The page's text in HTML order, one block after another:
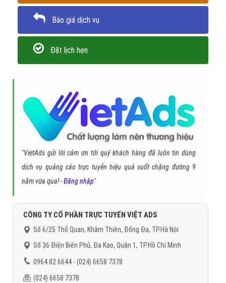
Báo giá dịch vụ
Đặt lịch hẹn
"VietAds gửi lời cảm ơn tới quý khách hàng đã luôn tin dùng
dịch vụ quảng cáo trực tuyến hiệu quả suốt chặng đường 9
năm vừa qua! -Đăng nhập"
CÔNG TY CỔ PHẦN TRỰC TUYẾN VIỆT ADS
Số 6/25 Thổ Quan, Khâm Thiên, Đống Đa, TP.Hà Nội
Số 36 Điện Biên Phủ, Đa Kao, Quận 1, TP.Hồ Chí Minh
0964 82 6644 - (024) 6658 7378
(024) 6658 7378